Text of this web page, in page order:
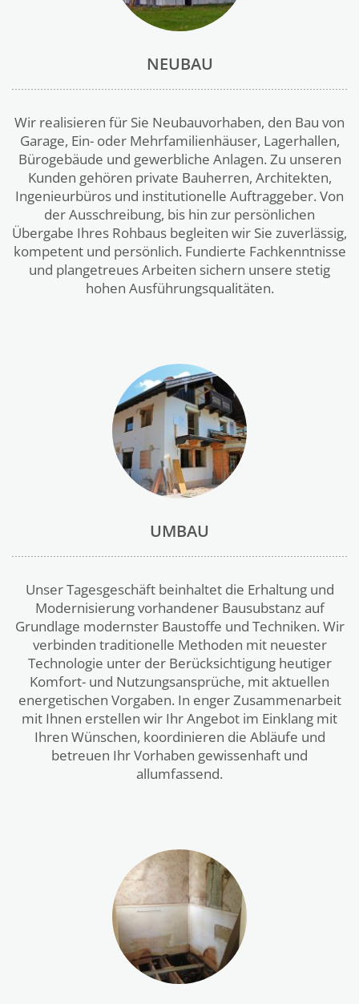
NEUBAU
Wir realisieren für Sie Neubauvorhaben, den Bau von
Garage, Ein- oder Mehrfamilienhäuser, Lagerhallen,
Bürogebäude und gewerbliche Anlagen. Zu unseren
Kunden gehören private Bauherren, Architekten,
Ingenieurbüros und institutionelle Auftraggeber. Von
der Ausschreibung, bis hin zur persönlichen
Übergabe Ihres Rohbaus begleiten wir Sie zuverlässig,
kompetent und persönlich. Fundierte Fachkenntnisse
und plangetreues Arbeiten sichern unsere stetig
hohen Ausführungsqualitäten.
UMBAU
Unser Tagesgeschäft beinhaltet die Erhaltung und
Modernisierung vorhandener Bausubstanz auf
Grundlage modernster Baustoffe und Techniken. Wir
verbinden traditionelle Methoden mit neuester
Technologie unter der Berücksichtigung heutiger
Komfort- und Nutzungsansprüche, mit aktuellen
energetischen Vorgaben. In enger Zusammenarbeit
mit Ihnen erstellen wir Ihr Angebot im Einklang mit
Ihren Wünschen, koordinieren die Abläufe und
betreuen Ihr Vorhaben gewissenhaft und
allumfassend.